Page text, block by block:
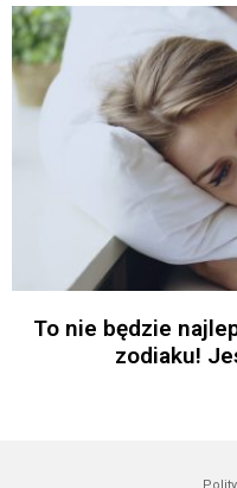
To nie będzie
zodiaku!